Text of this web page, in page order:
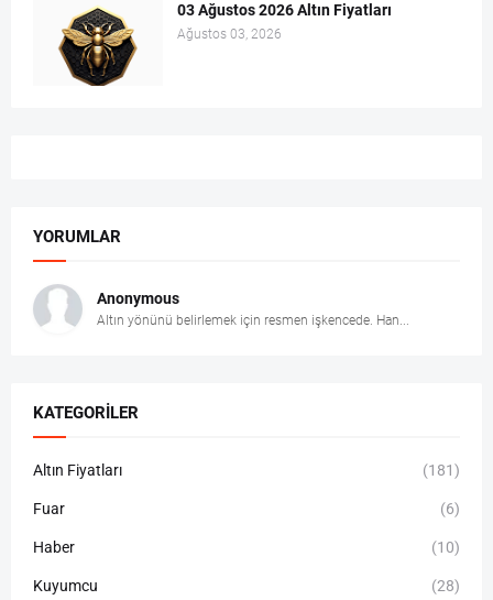
03 Ağustos 2026 Altın Fiyatları
Ağustos 03, 2026
YORUMLAR
Anonymous
Altın yönünü belirlemek için resmen işkencede. Han...
KATEGORILER
Altın Fiyatları (181)
Fuar (6)
Haber (10)
Kuyumcu (28)